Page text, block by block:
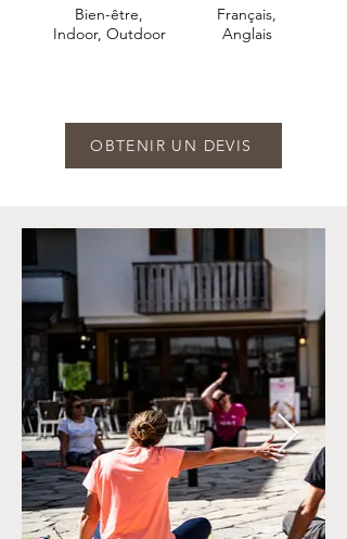
Bien-être,
Indoor, Outdoor
Français,
Anglais
OBTENIR UN DEVIS